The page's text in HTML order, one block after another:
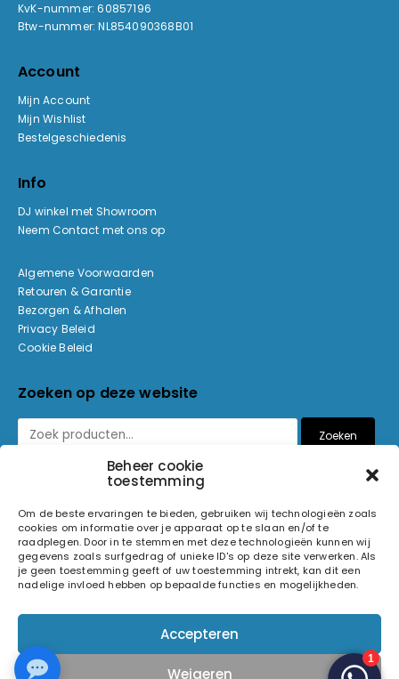
Beheer cookie
toestemming
Om de beste ervaringen te bieden, gebruiken wij technologieën zoals
cookies om informatie over je apparaat op te slaan en/of te
raadplegen. Door in te stemmen met deze technologieën kunnen wij
gegevens zoals surfgedrag of unieke ID's op deze site verwerken. Als
je geen toestemming geeft of uw toestemming intrekt, kan dit een
nadelige invloed hebben op bepaalde functies en mogelijkheden.
Accepteren
Weigeren
KvK-nummer: 60857196
Btw-nummer: NL854090368B01
Account
Mijn Account
Mijn Wishlist
Bestelgeschiedenis
Info
DJ winkel met Showroom
Neem Contact met ons op
Algemene Voorwaarden
Retouren & Garantie
Bezorgen & Afhalen
Privacy Beleid
Cookie Beleid
Zoeken op deze website
Zoeken
© 2026 Light and Sound Factory. Alle rechten voorbehouden.